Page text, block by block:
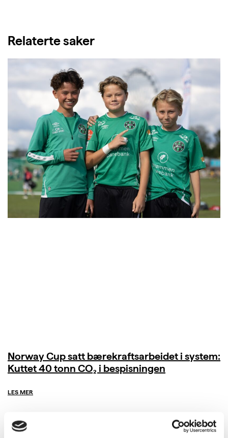
Relaterte saker
Norway Cup satt bærekraftsarbeidet i system:
Kuttet 40 tonn CO₂ i bespisningen
LES MER